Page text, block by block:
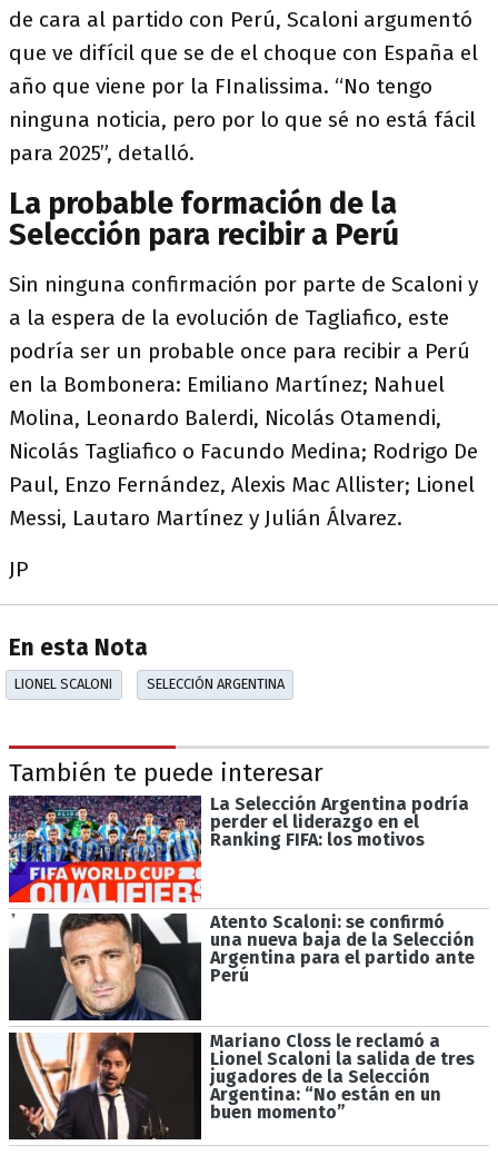
de cara al partido con Perú, Scaloni argumentó
que ve difícil que se de el choque con España el
año que viene por la FInalissima. “No tengo
ninguna noticia, pero por lo que sé no está fácil
para 2025”, detalló.
La probable formación de la
Selección para recibir a Perú
Sin ninguna confirmación por parte de Scaloni y
a la espera de la evolución de Tagliafico, este
podría ser un probable once para recibir a Perú
en la Bombonera: Emiliano Martínez; Nahuel
Molina, Leonardo Balerdi, Nicolás Otamendi,
Nicolás Tagliafico o Facundo Medina; Rodrigo De
Paul, Enzo Fernández, Alexis Mac Allister; Lionel
Messi, Lautaro Martínez y Julián Álvarez.
JP
En esta Nota
LIONEL SCALONI SELECCIÓN ARGENTINA
También te puede interesar
La Selección Argentina podría
perder el liderazgo en el
Ranking FIFA: los motivos
Atento Scaloni: se confirmó
una nueva baja de la Selección
Argentina para el partido ante
Perú
Mariano Closs le reclamó a
Lionel Scaloni la salida de tres
jugadores de la Selección
Argentina: “No están en un
buen momento”